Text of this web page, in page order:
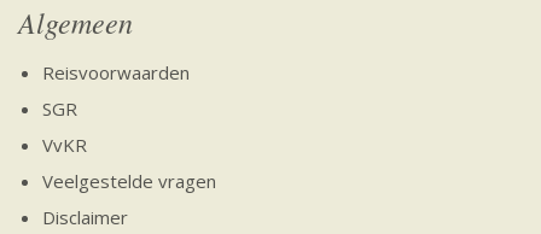
Algemeen
Reisvoorwaarden
SGR
VvKR
Veelgestelde vragen
Disclaimer